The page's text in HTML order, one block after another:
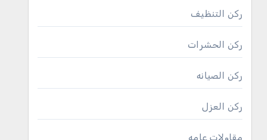
ركن التنظيف
ركن الحشرات
ركن الصيانه
ركن العزل
مقاولات عامه